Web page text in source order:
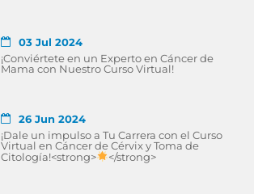
03 Jul 2024
¡Conviértete en un Experto en Cáncer de
Mama con Nuestro Curso Virtual!
26 Jun 2024
¡Dale un impulso a Tu Carrera con el Curso
Virtual en Cáncer de Cérvix y Toma de
Citología!<strong>
</strong>